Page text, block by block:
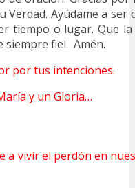
Verdad. Ayúdame a ser
tiempo o lugar. Que
siempre fiel. Amén.
por tus intenciones.
y un Gloria…
a vivir el perdón en